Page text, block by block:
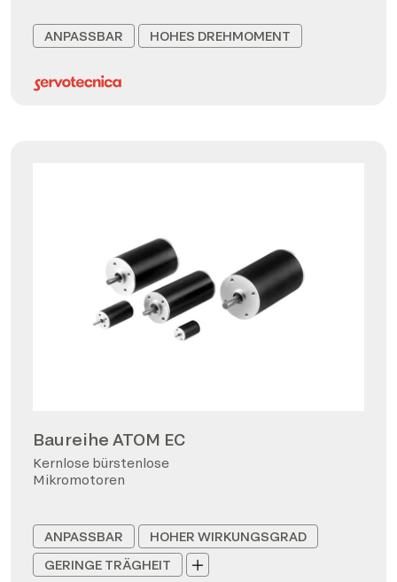
ANPASSBAR HOHES DREHMOMENT
Baureihe ATOM EC
Kernlose bürstenlose
Mikromotoren
ANPASSBAR
HOHER WIRKUNGSGRAD
GERINGE TRÄGHEIT